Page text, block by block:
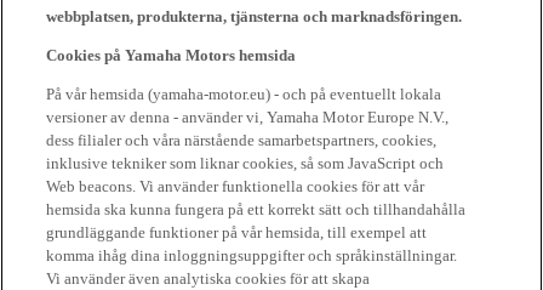
webbplatsen, produkterna, tjänsterna och marknadsföringen.
Cookies på Yamaha Motors hemsida
På vår hemsida (yamaha-motor.eu) - och på eventuellt lokala
versioner av denna - använder vi, Yamaha Motor Europe N.V.,
dess filialer och våra närstående samarbetspartners, cookies,
inklusive tekniker som liknar cookies, så som JavaScript och
Web beacons. Vi använder funktionella cookies för att vår
hemsida ska kunna fungera på ett korrekt sätt och tillhandahålla
grundläggande funktioner på vår hemsida, till exempel att
komma ihåg dina inloggningsuppgifter och språkinställningar.
Vi använder även analytiska cookies för att skapa